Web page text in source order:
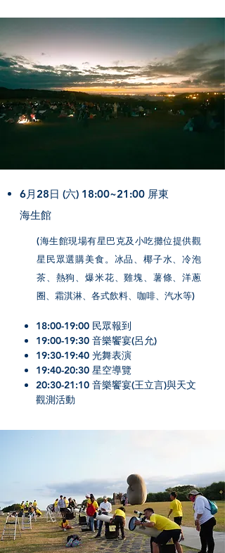
6月28日 (六) 18:00~21:00 屏東
海生館
(海生館現場有星巴克及小吃攤位提供觀
星民眾選購美食。冰品、椰子水、冷泡
茶、熱狗、爆米花、雞塊、薯條、洋蔥
圈、霜淇淋、各式飲料、咖啡、汽水等)
18:00-19:00 民眾報到
19:00-19:30 音樂饗宴(呂允)
19:30-19:40 光舞表演
19:40-20:30 星空導覽
20:30-21:10 音樂饗宴(王立言)與天文
觀測活動